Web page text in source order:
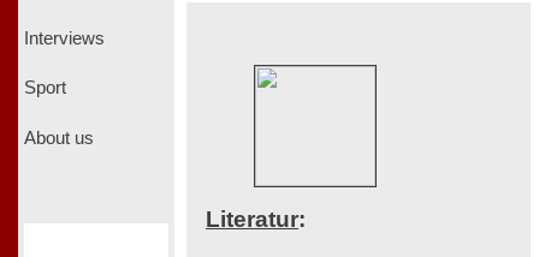
Interviews
Sport
About us
Literatur: